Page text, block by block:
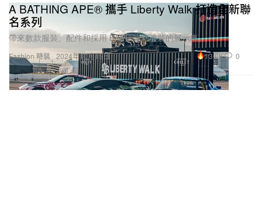
Fashion 時裝
A BATHING APE®️ 攜手 Liberty Walk 打造全新聯
名系列
帶來數款服裝、配件和採用 BAPE 迷彩塗裝的展示車。
2024年10月15日 13.0K 0